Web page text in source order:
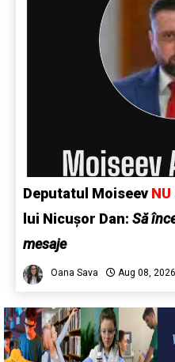
Deputatul Moiseev NU
lui Nicușor Dan: Să
mesaje
Oana Sava Aug 08, 2026